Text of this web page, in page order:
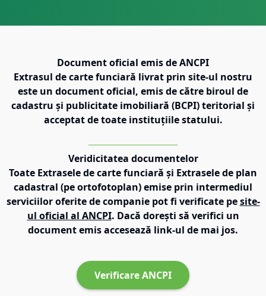
Document oficial emis de ANCPI
Extrasul de carte funciară livrat prin site-ul nostru
este un document oficial, emis de către biroul de
cadastru și publicitate imobiliară (BCPI) teritorial și
acceptat de toate instituțiile statului.
Veridicitatea documentelor
Toate Extrasele de carte funciară și Extrasele de plan
cadastral (pe ortofotoplan) emise prin intermediul
serviciilor oferite de companie pot fi verificate pe site-
ul oficial al ANCPI. Dacă dorești să verifici un
document emis accesează link-ul de mai jos.
Verificare ANCPI